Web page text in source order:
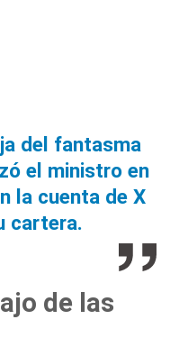
del fantasma
el ministro en
la cuenta de X
cartera.
de las